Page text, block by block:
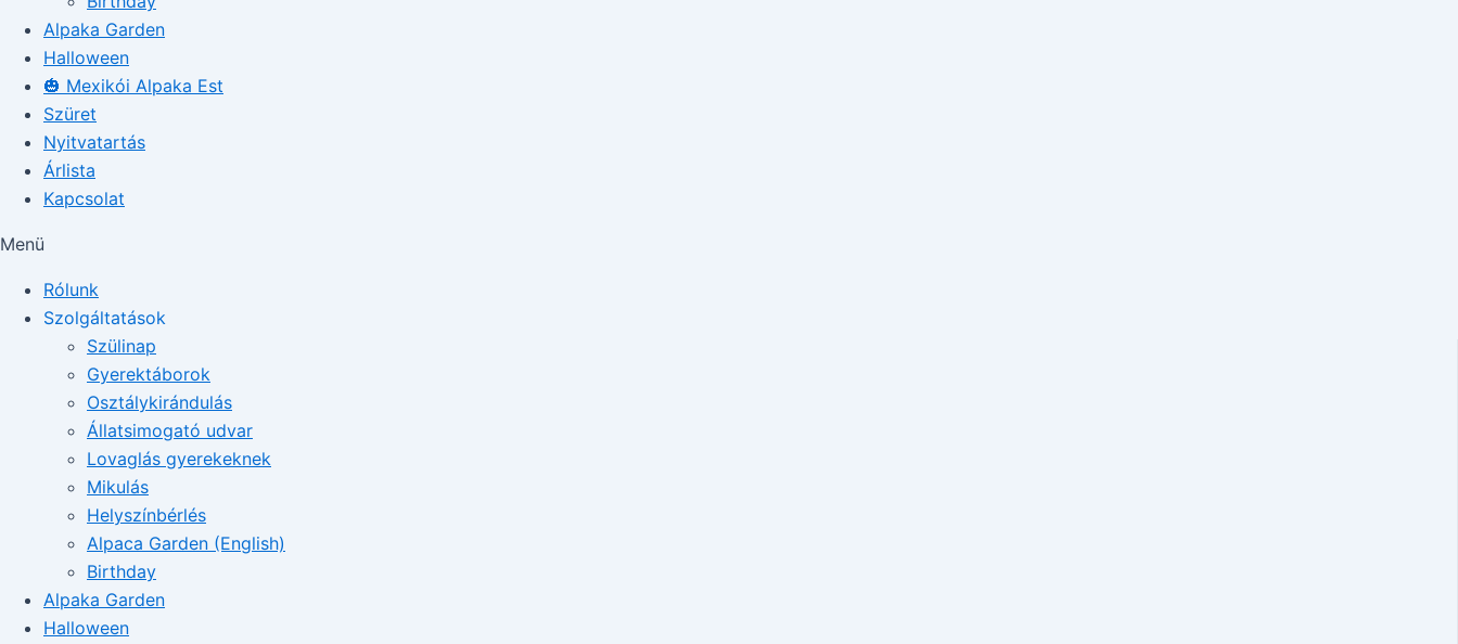
Alpaka Garden
Halloween
🎃 Mexikói Alpaka Est
Szüret
Nyitvatartás
Árlista
Kapcsolat
Menü
Rólunk
Szolgáltatások
Szülinap
Gyerektáborok
Osztálykirándulás
Állatsimogató udvar
Lovaglás gyerekeknek
Mikulás
Helyszínbérlés
Alpaca Garden (English)
Birthday
Alpaka Garden
Halloween